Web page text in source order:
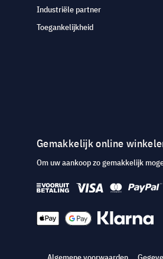
Industriële partner
Toegankelijkheid
Gemakkelijk online
Om uw aankoop zo gemakkelijk